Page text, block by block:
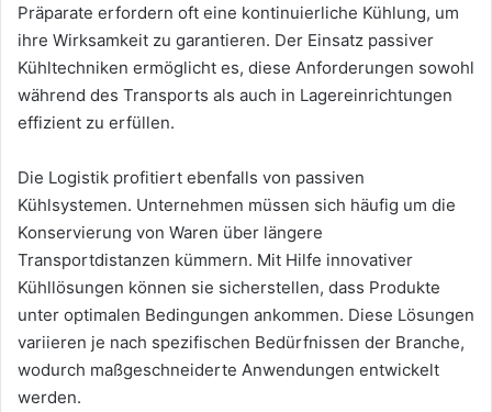
Präparate erfordern oft eine kontinuierliche Kühlung, um
ihre Wirksamkeit zu garantieren. Der Einsatz passiver
Kühltechniken ermöglicht es, diese Anforderungen sowohl
während des Transports als auch in Lagereinrichtungen
effizient zu erfüllen.
Die Logistik profitiert ebenfalls von passiven
Kühlsystemen. Unternehmen müssen sich häufig um die
Konservierung von Waren über längere
Transportdistanzen kümmern. Mit Hilfe innovativer
Kühllösungen können sie sicherstellen, dass Produkte
unter optimalen Bedingungen ankommen. Diese Lösungen
variieren je nach spezifischen Bedürfnissen der Branche,
wodurch maßgeschneiderte Anwendungen entwickelt
werden.